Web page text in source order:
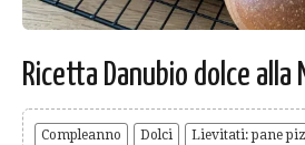
Ricetta Danubio dolce alla
Compleanno Dolci
Lievitati: pane